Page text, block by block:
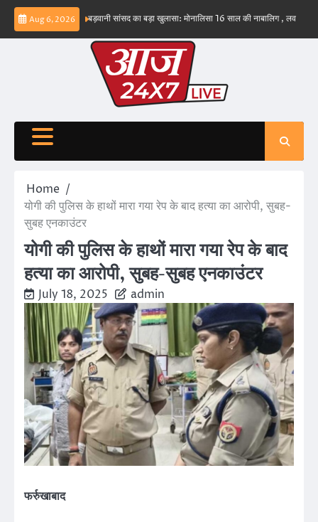
Skip
content
Aug 6, 2026
नहीं – ईरान बड़वानी सांसद का बड़ा खुलासा: मोनालिसा 16 साल की नाबालिग , लव जिहाद के
Home
योगी की पुलिस के हाथों मारा गया रेप के बाद हत्या का आरोपी, सुबह-
सुबह एनकाउंटर
योगी की पुलिस के हाथों मारा गया रेप के बाद
हत्या का आरोपी, सुबह-सुबह एनकाउंटर
July 18, 2025 admin
फर्रुखाबाद